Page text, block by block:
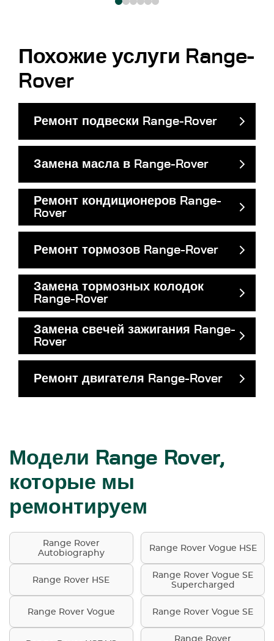
Похожие услуги Range-
Rover
Ремонт подвески Range-Rover
Замена масла в Range-Rover
Ремонт кондиционеров Range-
Rover
Ремонт тормозов Range-Rover
Замена тормозных колодок
Range-Rover
Замена свечей зажигания Range-
Rover
Ремонт двигателя Range-Rover
Модели Range Rover,
которые мы
ремонтируем
Range Rover
Autobiography
Range Rover Vogue HSE
Range Rover HSE
Range Rover Vogue SE
Supercharged
Range Rover Vogue Range Rover Vogue SE